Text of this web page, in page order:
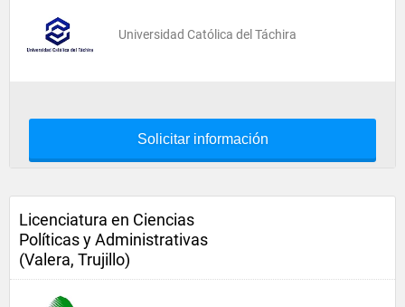
Universidad Católica del Táchira
Solicitar información
Licenciatura en Ciencias
Políticas y Administrativas
(Valera, Trujillo)